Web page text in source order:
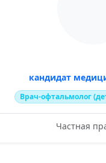
кандидат
Врач-офтальмолог
Частная